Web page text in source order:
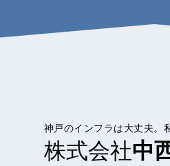
神戸のインフラは大丈夫。
株式会社中